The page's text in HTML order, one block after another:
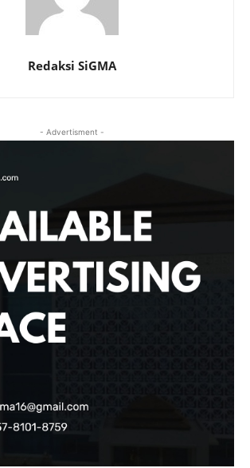
Redaksi SiGMA
- Advertisment -